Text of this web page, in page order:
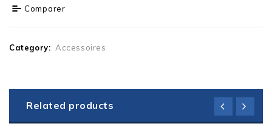
Comparer
Category: Accessoires
Related products